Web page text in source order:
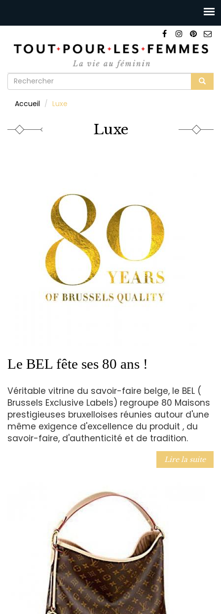
Formulaire
recherche
Accueil Luxe
Luxe
Le BEL fête ses 80 ans !
Véritable vitrine du savoir-faire belge, le BEL (
Brussels Exclusive Labels) regroupe 80 Maisons
prestigieuses bruxelloises réunies autour d'une
même exigence d'excellence du produit , du
savoir-faire, d'authenticité et de tradition.
Lire la suite